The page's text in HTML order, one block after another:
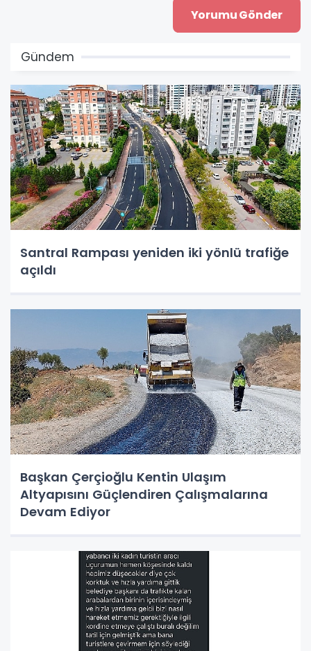
Gündem
Santral Rampası yeniden iki yönlü trafiğe
açıldı
Başkan Çerçioğlu Kentin Ulaşım
Altyapısını Güçlendiren Çalışmalarına
Devam Ediyor